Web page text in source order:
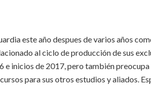
este año despues de varios años
al ciclo de producción de sus
e inicios de 2017, pero también preocupa
para sus otros estudios y aliados.